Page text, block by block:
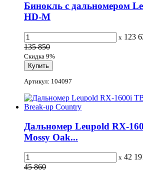
Бинокль с дальномером
HD-M
x 123
135 850
Скидка 9%
Артикул: 104097
Дальномер Leupold RX-
Mossy Oak...
x 42
45 860